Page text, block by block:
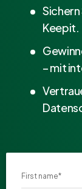
Keepit.
– mit
First name*